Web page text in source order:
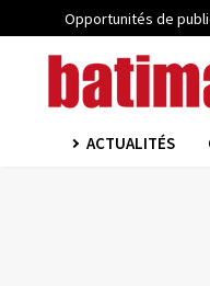
Opportunités de
ACTUALITÉS